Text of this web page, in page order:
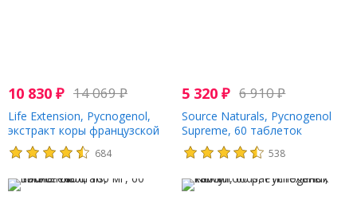
10 830 ₽ 14 069₽
Life Extension, Pycnogenol,
экстракт коры французской
приморской сосны, 100 мг, 60
вегетарианских капсул
684
5 320₽ 6 910₽
Source Naturals, Pycnogenol
Supreme, 60 таблеток
538